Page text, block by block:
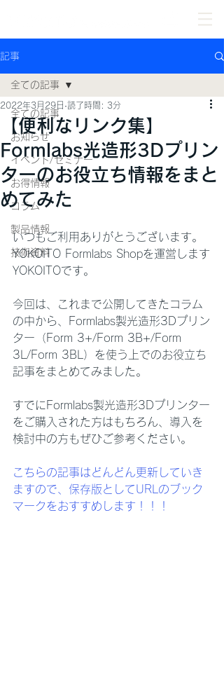
記事
全ての記事
お知らせ
イベント/セミナー
お得情報
コラム
製品情報
技術資料
全ての記事
【便利なリンク集】
Formlabs光造形3Dプリン
ターのお役立ち情報をまと
めてみた
2022年3月29日 読了時間: 3分
いつもご利用ありがとうございます。
YOKOITO Formlabs Shopを運営します
YOKOITOです。
今回は、これまで公開してきたコラム
の中から、Formlabs製光造形3Dプリン
ター（Form 3+/Form 3B+/Form
3L/Form 3BL）を使う上でのお役立ち
記事をまとめてみました。
すでにFormlabs製光造形3Dプリンター
をご購入された方はもちろん、導入を
検討中の方もぜひご参考ください。
こちらの記事はどんどん更新していき
ますので、保存版としてURLのブック
マークをおすすめします！！！